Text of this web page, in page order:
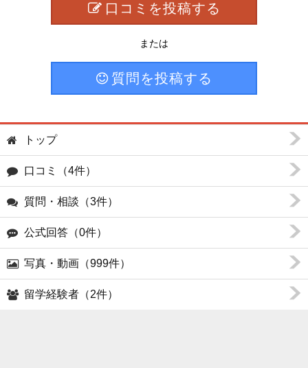
口コミを投稿する
または
質問を投稿する
トップ
口コミ（4件）
質問・相談（3件）
公式回答（0件）
写真・動画（999件）
留学経験者（2件）